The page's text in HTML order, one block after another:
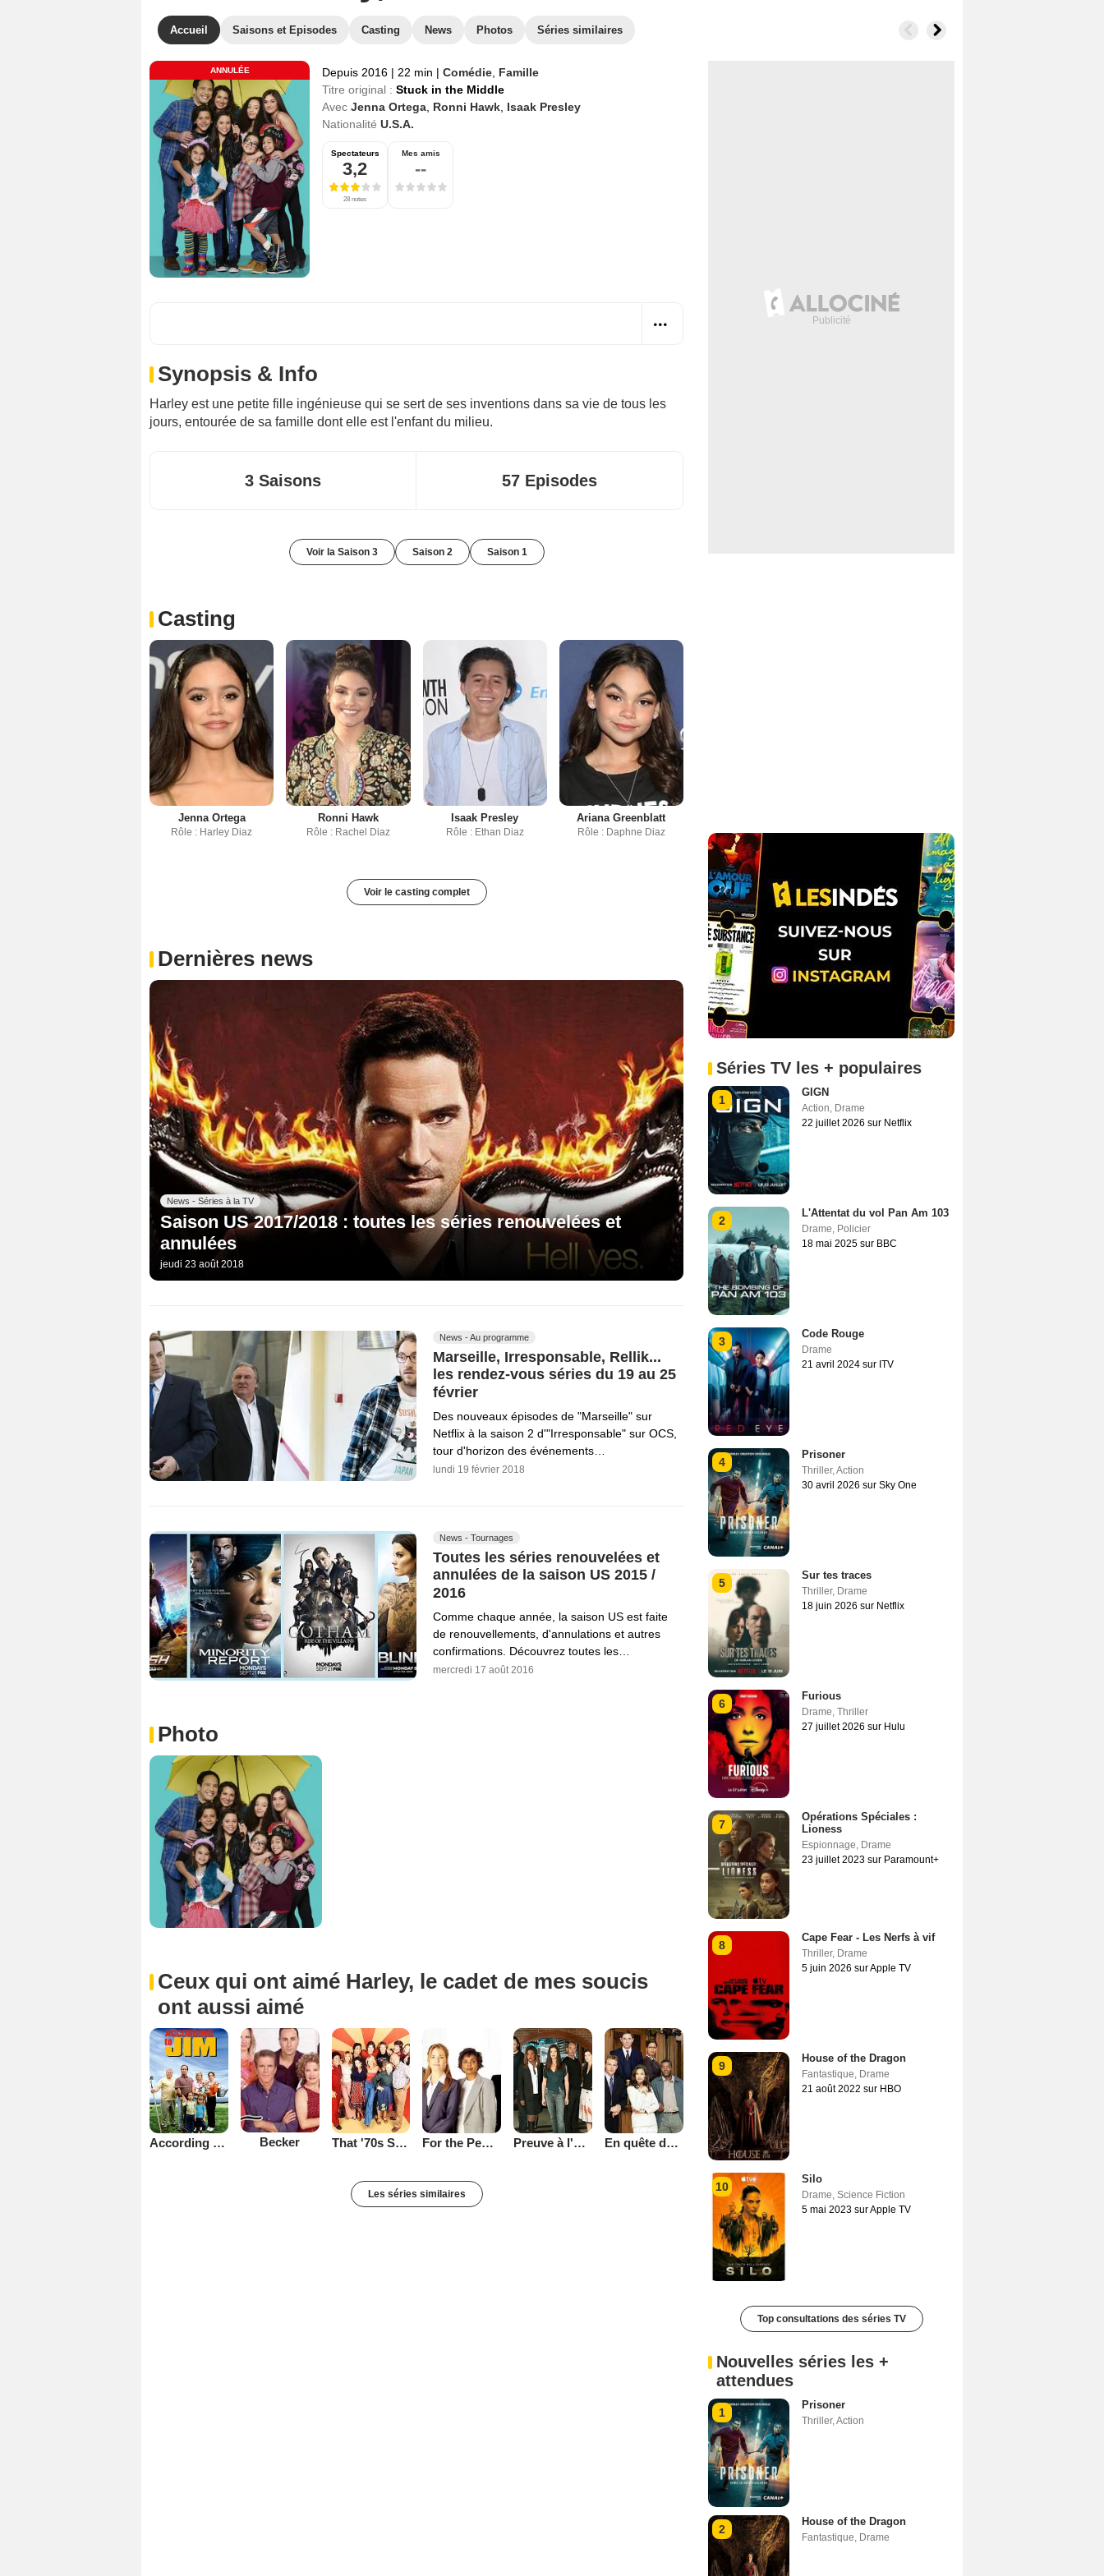
Accueil Saisons et Episodes Casting News Photos Séries similaires
ANNULÉE Depuis 2016 | 22 min | Comédie Famille
Titre original : Stuck in the Middle
Avec Jenna Ortega Ronni Hawk Isaak Presley
Nationalité U.S.A.
Spectateurs
3,2
28 notes
Mes amis
--
Synopsis & Info
Harley est une petite fille ingénieuse qui se sert de ses inventions dans sa vie de tous les
jours, entourée de sa famille dont elle est l'enfant du milieu.
3 Saisons 57 Episodes
Voir la Saison 3 Saison 2 Saison 1
Casting
Jenna Ortega
Rôle : Harley Diaz
Ronni Hawk
Rôle : Rachel Diaz
Isaak Presley
Rôle : Ethan Diaz
Ariana Greenblatt
Rôle : Daphne Diaz
Voir le casting complet
Dernières news
News - Séries à la TV
Saison US 2017/2018 : toutes les séries renouvelées et
annulées
jeudi 23 août 2018
News - Au programme
Marseille, Irresponsable, Rellik...
les rendez-vous séries du 19 au 25
février
Des nouveaux épisodes de "Marseille" sur
Netflix à la saison 2 d'"Irresponsable" sur OCS,
tour d'horizon des événements…
lundi 19 février 2018
News - Tournages
Toutes les séries renouvelées et
annulées de la saison US 2015 /
2016
Comme chaque année, la saison US est faite
de renouvellements, d'annulations et autres
confirmations. Découvrez toutes les…
mercredi 17 août 2016
Photo
Ceux qui ont aimé Harley, le cadet de mes soucis
ont aussi aimé
According to Jim Becker That '70s Show For the People (2002) Preuve à l'appui En quête de justice
Les séries similaires
Séries TV les + populaires
1
GIGN
Action, Drame
22 juillet 2026 sur Netflix
2
L'Attentat du vol Pan Am 103
Drame, Policier
18 mai 2025 sur BBC
3
Code Rouge
Drame
21 avril 2024 sur ITV
4
Prisoner
Thriller,Action
30 avril 2026 sur Sky One
5
Sur tes traces
Thriller, Drame
18 juin 2026 sur Netflix
6
Furious
Drame, Thriller
27 juillet 2026 sur Hulu
7
Opérations Spéciales :
Lioness
Espionnage, Drame
23 juillet 2023 sur Paramount+
8
Cape Fear - Les Nerfs à vif
Thriller, Drame
5 juin 2026 sur Apple TV
9
House of the Dragon
Fantastique, Drame
21 août 2022 sur HBO
10
Silo
Drame, Science Fiction
5 mai 2023 sur Apple TV
Top consultations des séries TV
Nouvelles séries les +
attendues
1
Prisoner
Thriller,Action
2
House of the Dragon
Fantastique, Drame